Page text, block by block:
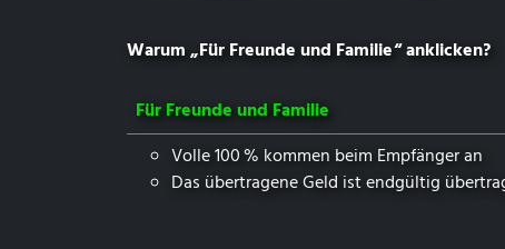
Warum „⁠ ⁠Für Freunde und Familie⁠ ⁠“ anklicken?
Für Freunde und Familie
Volle 100 % kommen beim Empfänger an
Das übertragene Geld ist endgültig